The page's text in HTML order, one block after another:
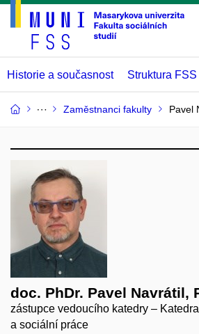
Historie a současnost Struktura FSS
Zaměstnanci fakulty Pavel
doc. PhDr. Pavel Navrátil,
zástupce vedoucího katedry –
a sociální práce